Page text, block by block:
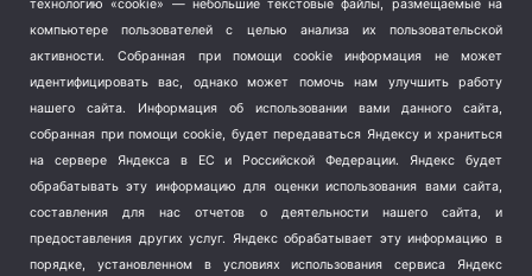
Туризм (178)
Флот (76)
Школа и спорт (2)
Экология (8)
Экономика (1172)
технологию «cookie» — небольшие текстовые файлы, размещаемые на
компьютере пользователей с целью анализа их пользовательской
активности.
Собранная при помощи cookie информация не может
идентифицировать вас, однако может помочь нам улучшить работу
нашего сайта. Информация об использовании вами данного сайта,
собранная при помощи cookie, будет передаваться Яндексу и храниться
на сервере Яндекса в ЕС и Российской Федерации. Яндекс будет
обрабатывать эту информацию для оценки использования вами сайта,
составления для нас отчетов о деятельности нашего сайта, и
предоставления других услуг. Яндекс обрабатывает эту информацию в
порядке, установленном в условиях использования сервиса Яндекс